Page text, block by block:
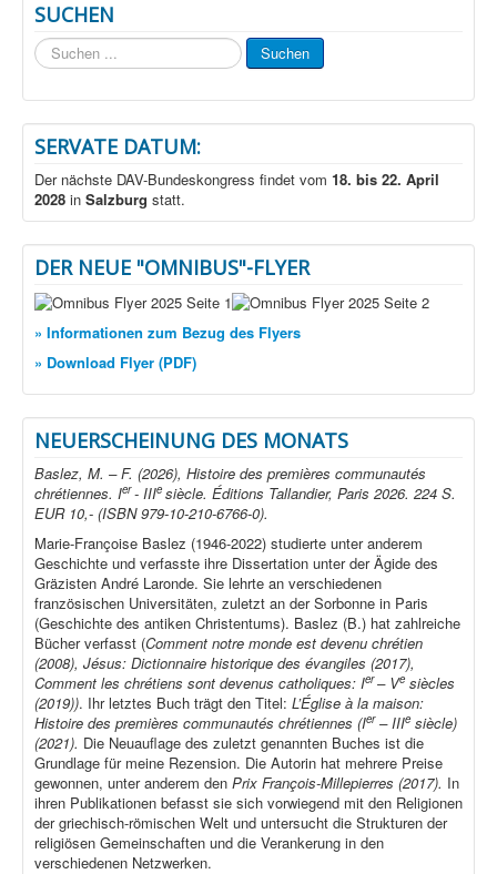
SUCHEN
Suchen
...
Suchen
SERVATE DATUM:
Der nächste DAV-Bundeskongress findet vom 18. bis 22. April
2028 in Salzburg statt.
DER NEUE "OMNIBUS"-FLYER
» Informationen zum Bezug des Flyers
» Download Flyer (PDF)
NEUERSCHEINUNG DES MONATS
Baslez, M. – F. (2026), Histoire des premières communautés
chrétiennes. Ier- IIIe siècle. Éditions Tallandier, Paris 2026. 224 S.
EUR 10,- (ISBN 979-10-210-6766-0).
Marie-Françoise Baslez (1946-2022) studierte unter anderem
Geschichte und verfasste ihre Dissertation unter der Ägide des
Gräzisten André Laronde. Sie lehrte an verschiedenen
französischen Universitäten, zuletzt an der Sorbonne in Paris
(Geschichte des antiken Christentums). Baslez (B.) hat zahlreiche
Bücher verfasst (Comment notre monde est devenu chrétien
(2008), Jésus: Dictionnaire historique des évangiles (2017),
Comment les chrétiens sont devenus catholiques: Ier– Ve siècles
(2019)). Ihr letztes Buch trägt den Titel: L’Église à la maison:
Histoire des premières communautés chrétiennes (Ier– IIIe siècle)
(2021). Die Neuauflage des zuletzt genannten Buches ist die
Grundlage für meine Rezension. Die Autorin hat mehrere Preise
gewonnen, unter anderem den Prix François-Millepierres (2017). In
ihren Publikationen befasst sie sich vorwiegend mit den Religionen
der griechisch-römischen Welt und untersucht die Strukturen der
religiösen Gemeinschaften und die Verankerung in den
verschiedenen Netzwerken.